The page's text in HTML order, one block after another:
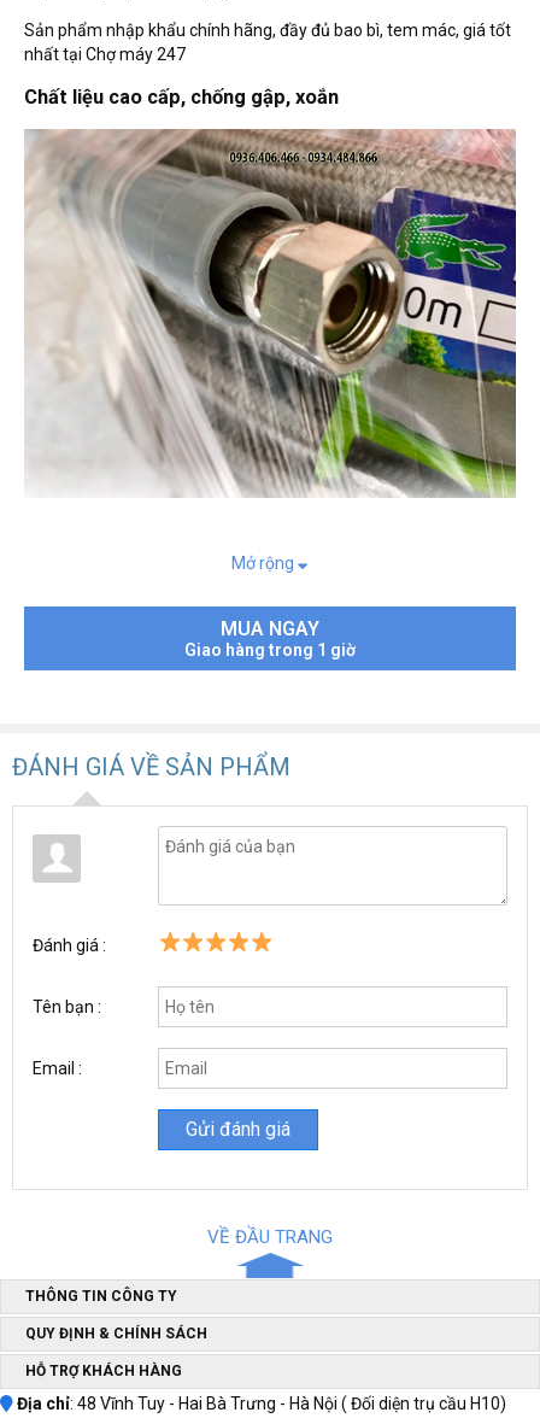
Sản phẩm nhập khẩu chính hãng, đầy đủ bao bì, tem mác, giá tốt
nhất tại Chợ máy 247
Chất liệu cao cấp, chống gập, xoắn
lượng cao cùng với lớp bố được đan kín và sợi bố lớn giúp tăng
khả năng chịu lực cũng như gia tăng độ bề cao chống phù nổ .
- Thương hiệu : Dekton
- Đường kính ống: 6mm
- Áp lực tối đa1200kgf/cm2
- Độ dài : 10M, 15M, 20M, 50M, 100M
- Sản xuất tại: Trung Quốc
Địa chỉ bán dây phun xịt áp lực cao Dekton chính hãng,
giá rẻ
Mở rộng
MUA NGAY
Giao hàng trong 1 giờ
ĐÁNH GIÁ VỀ SẢN PHẨM
Đánh giá :
Tên bạn :
Email :
VỀ ĐẦU TRANG
THÔNG TIN CÔNG TY
QUY ĐỊNH & CHÍNH SÁCH
HỖ TRỢ KHÁCH HÀNG
Địa chỉ: 48 Vĩnh Tuy - Hai Bà Trưng - Hà Nội ( Đối diện trụ cầu H10)